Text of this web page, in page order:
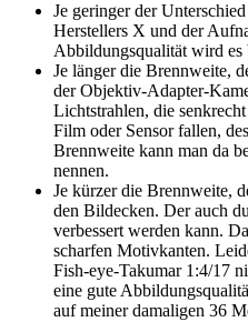
Je geringer der
Herstellers X und der
Abbildungsqualität wird es
Je länger die Brennweite,
der Objektiv-Adapter-
Lichtstrahlen, die
Film oder Sensor fallen,
Brennweite kann man da
nennen.
Je kürzer die Brennweite,
den Bildecken. Der auch
verbessert werden kann.
scharfen Motivkanten.
Fish-eye-Takumar 1:4/17
eine gute
auf meiner damaligen 36